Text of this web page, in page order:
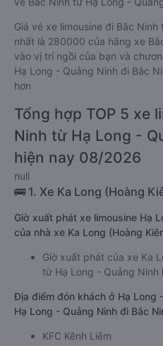
Hạ Long - Quảng Ninh đi Bắc
chung có chất lượng Trung
từ 3.2/5 dựa trên 442 phản hồi
về Bắc Ninh từ Hạ Long -
Giá vé xe limousine đi Bắc
nhất là 280000 của hãng xe
vào vị trí ngồi của bạn và
Hạ Long - Quảng Ninh đi Bắc
hơn
Tổng hợp TOP 5 xe
Ninh từ Hạ Long -
hiện nay 08/2026
null
🚌 1. Xe Ka Long (Hoàng
Giờ xuất phát xe limousine Hạ
Giờ xuất phát của xe Ka